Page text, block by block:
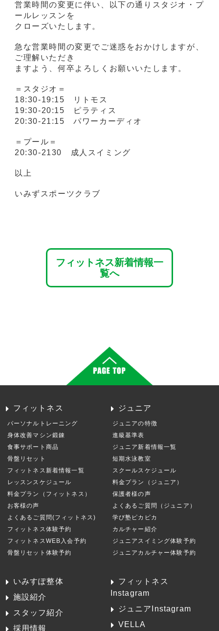
営業時間の変更に伴い、以下の通りスタジオ・プ
ールレッスンを
クローズいたします。
急な営業時間の変更でご迷惑をおかけしますが、
ご理解いただき
ますよう、何卒よろしくお願いいたします。
＝スタジオ＝
18:30-19:15 リトモス
19:30-20:15 ピラティス
20:30-21:15 パワーカーディオ
＝プール＝
20:30-2130 成人スイミング
以上
いみずスポーツクラブ
フィットネス新着情報一
覧へ
フィットネス
パーソナルトレーニング
身体改善マシン鍛錬
食事サポート商品
骨盤リセット
フィットネス新着情報一覧
レッスンスケジュール
料金プラン（フィットネス）
お客様の声
よくあるご質問(フィットネス)
フィットネス体験予約
フィットネスWEB入会予約
骨盤リセット体験予約
ジュニア
ジュニアの特徴
進級基準表
ジュニア新着情報一覧
短期水泳教室
スクールスケジュール
料金プラン（ジュニア）
保護者様の声
よくあるご質問（ジュニア）
学び塾ピカピカ
カルチャー紹介
ジュニアスイミング体験予約
ジュニアカルチャー体験予約
いみすぽ整体
施設紹介
スタッフ紹介
採用情報
フィットネス
Instagram
ジュニアInstagram
VELLA